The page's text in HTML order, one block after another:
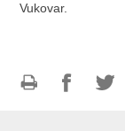
Vukovar.